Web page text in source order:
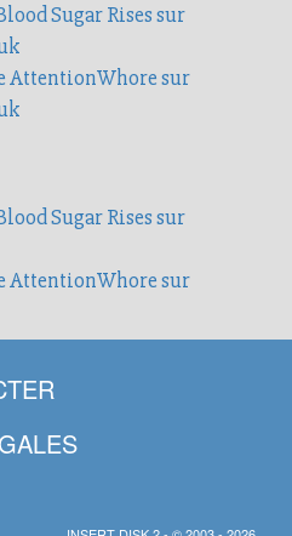
Sugar Rises sur
AttentionWhore sur
Sugar Rises sur
AttentionWhore sur